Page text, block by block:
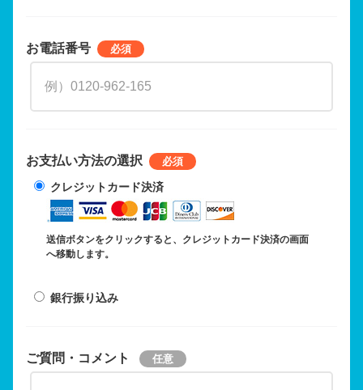
お電話番号
お支払い方法の選択
クレジットカード決済
送信ボタンをクリックすると、クレジットカード決済の画面
へ移動します。
銀行振り込み
ご質問・コメント